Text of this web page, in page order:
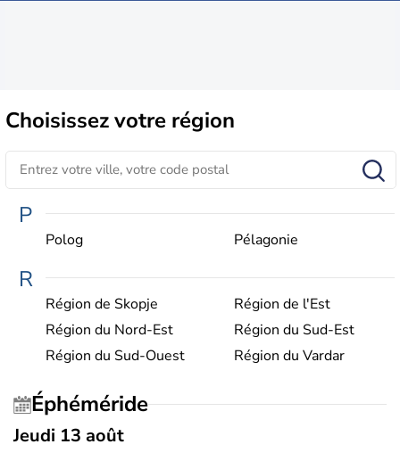
Choisissezvotre région
P
Polog Pélagonie
R
Région de Skopje
Région de l'Est
Région du Nord-Est
Région du Sud-Est
Région du Sud-Ouest
Région du Vardar
Éphéméride
Jeudi 13 août